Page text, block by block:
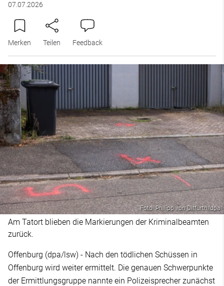
07.07.2026
Merken Teilen Feedback
Foto: Philipp von Ditfurth/dpa
Am Tatort blieben die Markierungen der Kriminalbeamten
zurück.
Offenburg (dpa/lsw) - Nach den tödlichen Schüssen in
Offenburg wird weiter ermittelt. Die genauen Schwerpunkte
der Ermittlungsgruppe nannte ein Polizeisprecher zunächst